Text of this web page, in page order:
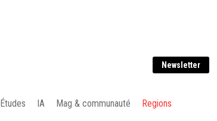
Newsletter
Études IA Mag & communauté Regions